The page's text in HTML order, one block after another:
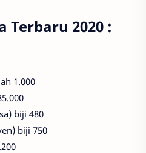
Terbaru 2020 :
1.000
biji 480
biji 750